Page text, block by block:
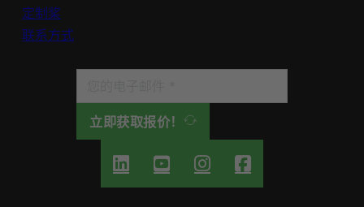
定制桨
联系方式
立即获取报价！